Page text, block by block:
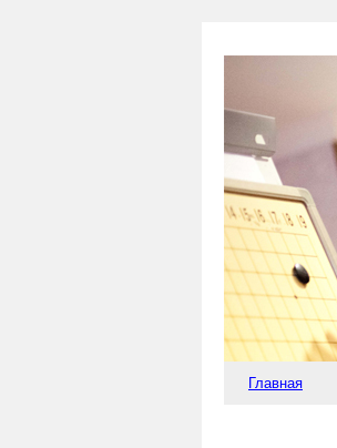
Главная